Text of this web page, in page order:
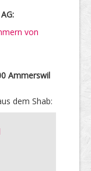
von
Ammerswil
dem Shab: